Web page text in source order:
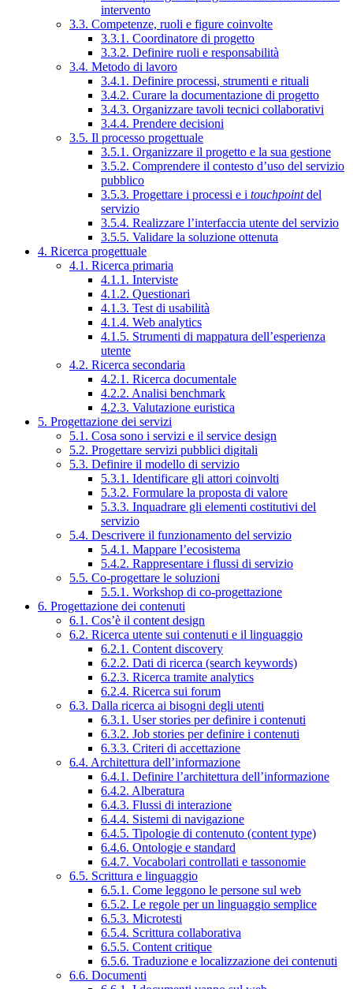
intervento
3.3. Competenze, ruoli e figure coinvolte
3.3.1. Coordinatore di progetto
3.3.2. Definire ruoli e responsabilità
3.4. Metodo di lavoro
3.4.1. Definire processi, strumenti e rituali
3.4.2. Curare la documentazione di progetto
3.4.3. Organizzare tavoli tecnici collaborativi
3.4.4. Prendere decisioni
3.5. Il processo progettuale
3.5.1. Organizzare il progetto e la sua gestione
3.5.2. Comprendere il contesto d’uso del servizio
pubblico
3.5.3. Progettare i processi e i touchpointdel
servizio
3.5.4. Realizzare l’interfaccia utente del servizio
3.5.5. Validare la soluzione ottenuta
4. Ricerca progettuale
4.1. Ricerca primaria
4.1.1. Interviste
4.1.2. Questionari
4.1.3. Test di usabilità
4.1.4. Web analytics
4.1.5. Strumenti di mappatura dell’esperienza
utente
4.2. Ricerca secondaria
4.2.1. Ricerca documentale
4.2.2. Analisi benchmark
4.2.3. Valutazione euristica
5. Progettazione dei servizi
5.1. Cosa sono i servizi e il service design
5.2. Progettare servizi pubblici digitali
5.3. Definire il modello di servizio
5.3.1. Identificare gli attori coinvolti
5.3.2. Formulare la proposta di valore
5.3.3. Inquadrare gli elementi costitutivi del
servizio
5.4. Descrivere il funzionamento del servizio
5.4.1. Mappare l’ecosistema
5.4.2. Rappresentare i flussi di servizio
5.5. Co-progettare le soluzioni
5.5.1. Workshop di co-progettazione
6. Progettazione dei contenuti
6.1. Cos’è il content design
6.2. Ricerca utente sui contenuti e il linguaggio
6.2.1. Content discovery
6.2.2. Dati di ricerca (search keywords)
6.2.3. Ricerca tramite analytics
6.2.4. Ricerca sui forum
6.3. Dalla ricerca ai bisogni degli utenti
6.3.1. User stories per definire i contenuti
6.3.2. Job stories per definire i contenuti
6.3.3. Criteri di accettazione
6.4. Architettura dell’informazione
6.4.1. Definire l’architettura dell’informazione
6.4.2. Alberatura
6.4.3. Flussi di interazione
6.4.4. Sistemi di navigazione
6.4.5. Tipologie di contenuto (content type)
6.4.6. Ontologie e standard
6.4.7. Vocabolari controllati e tassonomie
6.5. Scrittura e linguaggio
6.5.1. Come leggono le persone sul web
6.5.2. Le regole per un linguaggio semplice
6.5.3. Microtesti
6.5.4. Scrittura collaborativa
6.5.5. Content critique
6.5.6. Traduzione e localizzazione dei contenuti
6.6. Documenti